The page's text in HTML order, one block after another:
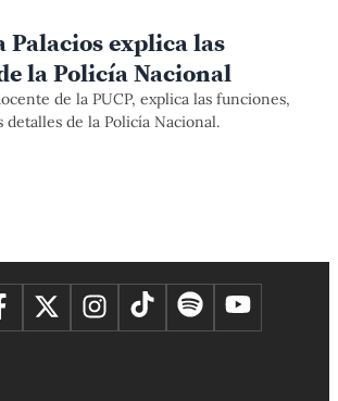
Palacios explica las
la Policía Nacional
de la PUCP, explica las funciones,
detalles de la Policía Nacional.